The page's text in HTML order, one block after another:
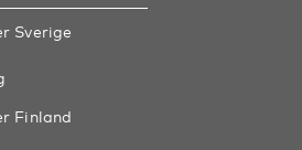
Sverige
Finland